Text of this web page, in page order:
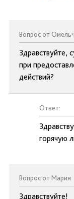
Вопрос от
Здравствуйте,
при
действий?
Ответ:
горячую
Вопрос от Мария
Здравствуйте!